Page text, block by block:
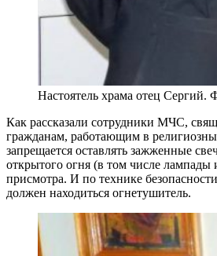
Настоятель храма отец Сергий.
Как рассказали сотрудники МЧС,
гражданам, работающим в
запрещается оставлять зажженные
открытого огня (в том числе лампады
присмотра. И по технике
должен находиться огнетушитель.